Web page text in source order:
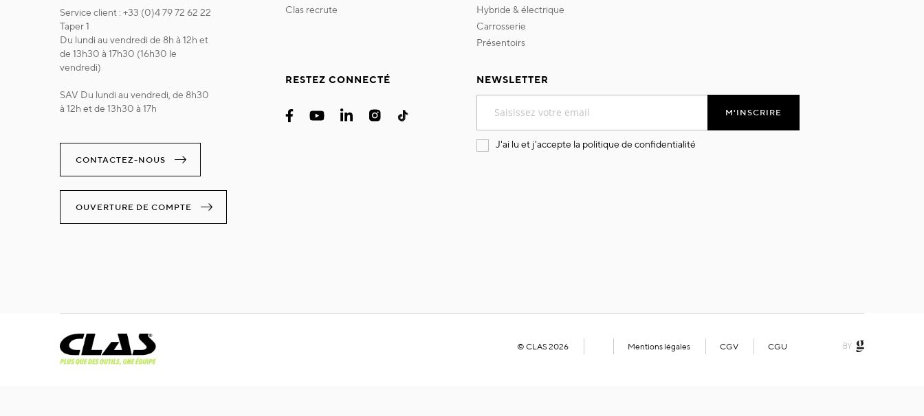
Service client : +33 (0)4 79 72 62 22
Taper 1
Du lundi au vendredi de 8h à 12h et
de 13h30 à 17h30 (16h30 le
vendredi)
SAV Du lundi au vendredi, de 8h30
à 12h et de 13h30 à 17h
CONTACTEZ-NOUS
OUVERTURE DE COMPTE
clas recrute
hybride & électrique
carrosserie
présentoirs
RESTEZ CONNECTÉ
NEWSLETTER
notre
lettre
M'INSCRIRE
J'ai lu et j'accepte la politique de confidentialité
© CLAS 2026 Mentions légales CGV CGU